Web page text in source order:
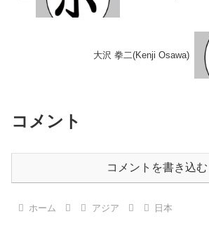
大沢 拳二(Kenji Osawa)
コメント
コメントを書き込む
ホーム アジア 日本